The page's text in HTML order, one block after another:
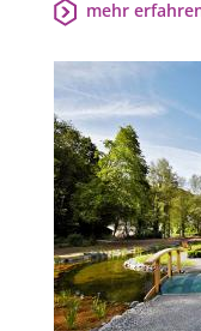
mehr